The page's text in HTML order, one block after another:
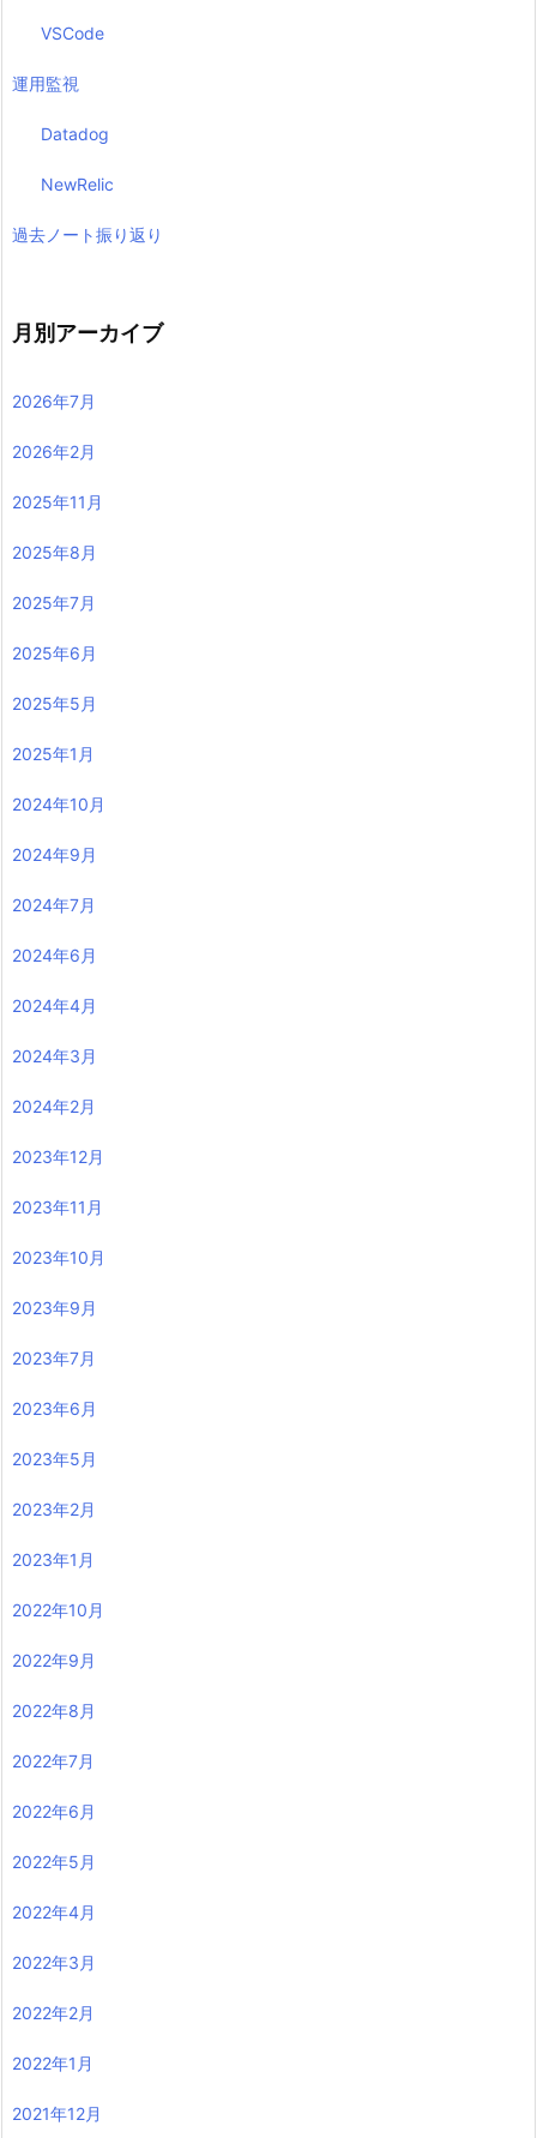
VSCode
運用監視
Datadog
NewRelic
過去ノート振り返り
月別アーカイブ
2026年7月
2026年2月
2025年11月
2025年8月
2025年7月
2025年6月
2025年5月
2025年1月
2024年10月
2024年9月
2024年7月
2024年6月
2024年4月
2024年3月
2024年2月
2023年12月
2023年11月
2023年10月
2023年9月
2023年7月
2023年6月
2023年5月
2023年2月
2023年1月
2022年10月
2022年9月
2022年8月
2022年7月
2022年6月
2022年5月
2022年4月
2022年3月
2022年2月
2022年1月
2021年12月